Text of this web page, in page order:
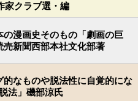
家クラブ選・編
漫画史そのもの「劇画の巨
新聞西部本社文化部著
的なものや脱法性に自覚的にな
法」磯部涼氏